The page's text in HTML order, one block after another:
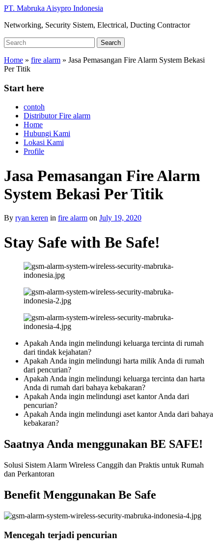
Skip
main
PT. Mabruka Aisypro Indonesia
Networking, Security Sistem, Electrical, Ducting Contractor
Search
for:
Search
Home » fire alarm » Jasa Pemasangan Fire Alarm System Bekasi
Per Titik
Start here
contoh
Distributor Fire alarm
Home
Hubungi Kami
Lokasi Kami
Profile
Jasa Pemasangan Fire Alarm
System Bekasi Per Titik
By ryan keren in fire alarm on July 19, 2020
Stay Safe with Be Safe!
Apakah Anda ingin melindungi keluarga tercinta di rumah
dari tindak kejahatan?
Apakah Anda ingin melindungi harta milik Anda di rumah
dari pencurian?
Apakah Anda ingin melindungi keluarga tercinta dan harta
Anda di rumah dari bahaya kebakaran?
Apakah Anda ingin melindungi aset kantor Anda dari
pencurian?
Apakah Anda ingin melindungi aset kantor Anda dari bahaya
kebakaran?
Saatnya Anda menggunakan BE SAFE!
Solusi Sistem Alarm Wireless Canggih dan Praktis untuk Rumah
dan Perkantoran
Benefit Menggunakan Be Safe
Mencegah terjadi pencurian